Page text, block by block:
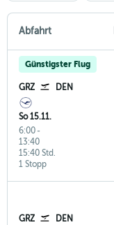
Abfahrt
Günstigster Flug
GRZ DEN
So 15.11.
6:00-
13:40
1 Stopp
15:40 Std.
GRZ DEN